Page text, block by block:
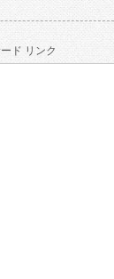
ド リンク